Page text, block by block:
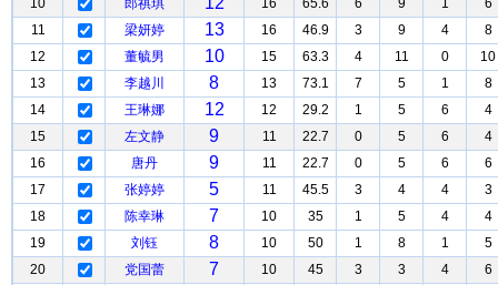
10
郎祺琪 16 65.6 6 9 1
6
11
梁妍婷 13 16 46.9 3 9 4
8
12
董毓男 10 15 63.3 4 11 0
10
13
李越川 8 13 73.1 7 5 1
8
14
王琳娜 12 12 29.2 1 5 6
4
15
左文静 9 11 22.7 0 5 6
4
16
唐丹 9 11 22.7 0 5 6
6
17
张婷婷 5 11 45.5 3 4 4
3
18
陈幸琳 7 10 35 1 5 4
4
19
刘钰 8 10 50 1 8 1
5
20
党国蕾 7 10 45 3 3 4
6